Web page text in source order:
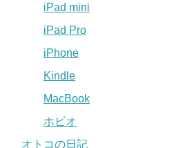
iPad mini
iPad Pro
iPhone
Kindle
MacBook
ホビオ
オトコの日記